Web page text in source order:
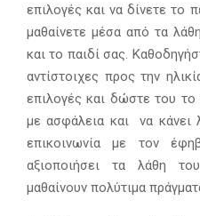
επιλογές και να δίνετε το
μαθαίνετε μέσα από τα
και το παιδί σας.
αντίστοιχες προς την
επιλογές και δώστε του το
με ασφάλεια και να κάνει
επικοινωνία με τον
αξιοποιήσει τα λάθη
μαθαίνουν πολύτιμα